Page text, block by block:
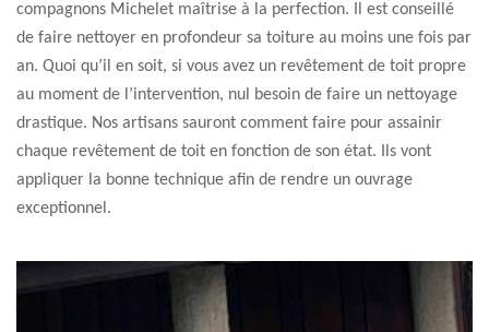
compagnons Michelet maîtrise à la perfection. Il est conseillé
de faire nettoyer en profondeur sa toiture au moins une fois par
an. Quoi qu’il en soit, si vous avez un revêtement de toit propre
au moment de l’intervention, nul besoin de faire un nettoyage
drastique. Nos artisans sauront comment faire pour assainir
chaque revêtement de toit en fonction de son état. Ils vont
appliquer la bonne technique afin de rendre un ouvrage
exceptionnel.